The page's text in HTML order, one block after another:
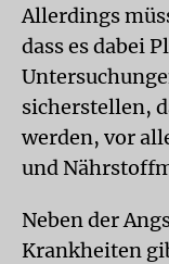
Allerdings
dass es dabei
sicherstellen,
werden, vor
und
Neben der
Krankheiten